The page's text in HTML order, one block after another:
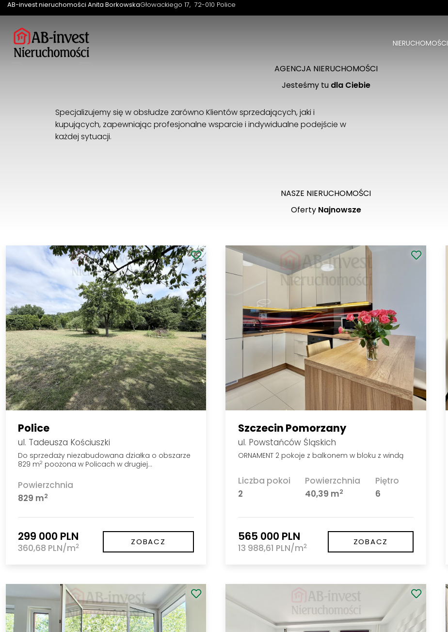
AB-invest nieruchomości Anita BorkowskaGłowackiego 17 72-010 Police
NIERUCHOMOŚCI
Z nami znajdziesz swoją nieruchomość
AGENCJA NIERUCHOMOŚCI
Jesteśmy tu dla Ciebie
Specjalizujemy się w obsłudze zarówno Klientów sprzedających, jaki i
kupujących, zapewniając profesjonalne wsparcie i indywidualne podejście w
każdej sytuacji.
NASZE NIERUCHOMOŚCI
Oferty Najnowsze
Police
ul. Tadeusza Kościuszki
Do sprzedaży niezabudowana działka o obszarze
829 m2 poożona w Policach w drugiej…
Powierzchnia
829 m2
299 000 PLN
360,68 PLN/m2 ZOBACZ
Szczecin Pomorzany
ul. Powstańców Śląskich
ORNAMENT 2 pokoje z balkonem w bloku z windą
Liczba pokoi
2
Powierzchnia
40,39 m2
Piętro
6
565 000 PLN
13 988,61 PLN/m2 ZOBACZ